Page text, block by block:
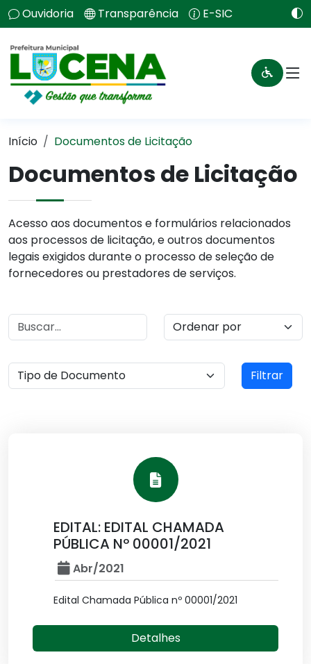
Ouvidoria Transparência E-SIC
Início Documentos de Licitação
Documentos de Licitação
Acesso aos documentos e formulários relacionados
aos processos de licitação, e outros documentos
legais exigidos durante o processo de seleção de
fornecedores ou prestadores de serviços.
Filtrar
EDITAL: EDITAL CHAMADA
PÚBLICA Nº 00001/2021
Abr/2021
Edital Chamada Pública nº 00001/2021
Detalhes